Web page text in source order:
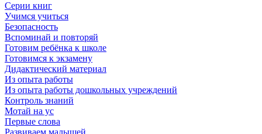
Серии книг
Учимся учиться
Безопасность
Вспоминай и повторяй
Готовим ребёнка к школе
Готовимся к экзамену
Дидактический материал
Из опыта работы
Из опыта работы дошкольных учреждений
Контроль знаний
Мотай на ус
Первые слова
Развиваем малышей